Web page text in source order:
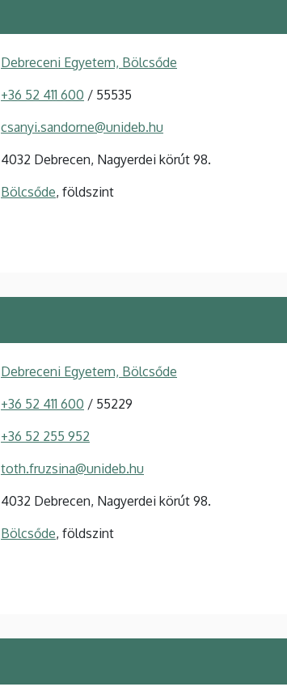
Debreceni Egyetem, Bölcsőde
+36 52 411 600 / 55535
csanyi.sandorne@unideb.hu
4032 Debrecen, Nagyerdei körút 98.
Bölcsőde, földszint
Debreceni Egyetem, Bölcsőde
+36 52 411 600 / 55229
+36 52 255 952
toth.fruzsina@unideb.hu
4032 Debrecen, Nagyerdei körút 98.
Bölcsőde, földszint